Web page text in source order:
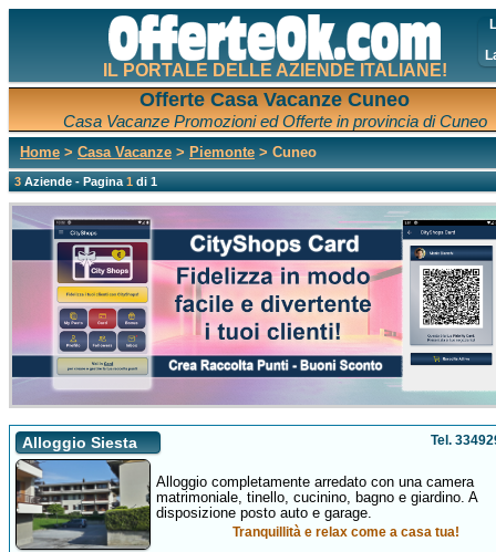
IL PORTALE DELLE AZIENDE ITALIANE!
Offerte Casa Vacanze Cuneo
Casa Vacanze Promozioni ed Offerte in provincia di Cuneo
Home > Casa Vacanze > Piemonte > Cuneo
3Aziende - Pagina1di 1
Alloggio Siesta Tel.
Alloggio completamente arredato con una camera
matrimoniale, tinello, cucinino, bagno e giardino. A
disposizione posto auto e garage.
Tranquillità e relax come a casa tua!